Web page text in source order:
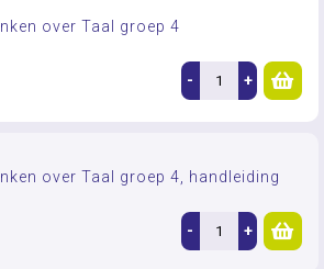
over Taal groep 4
- +
over Taal groep 4, handleiding
- +